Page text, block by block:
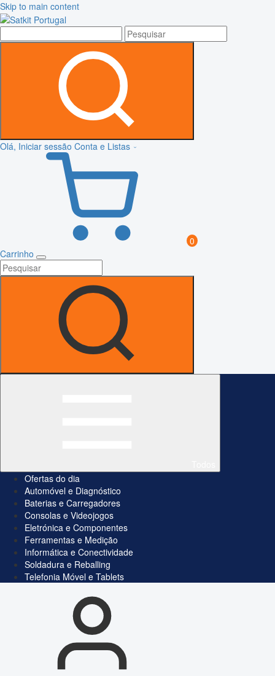
Skip to main content
Olá, Iniciar sessão Conta e Listas
0
Carrinho
Ofertas do dia
Automóvel e Diagnóstico
Baterias e Carregadores
Consolas e Videojogos
Eletrónica e Componentes
Ferramentas e Medição
Informática e Conectividade
Soldadura e Reballing
Telefonia Móvel e Tablets